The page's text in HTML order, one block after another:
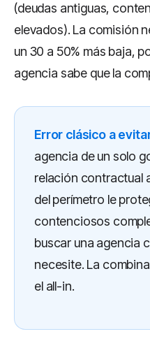
(deudas antiguas,
elevados). La comisión
un 30 a 50% más baja,
agencia sabe que la
Error clásico a
agencia de un solo
relación contractual
del perímetro le
contenciosos
buscar una agencia
necesite. La
el all-in.